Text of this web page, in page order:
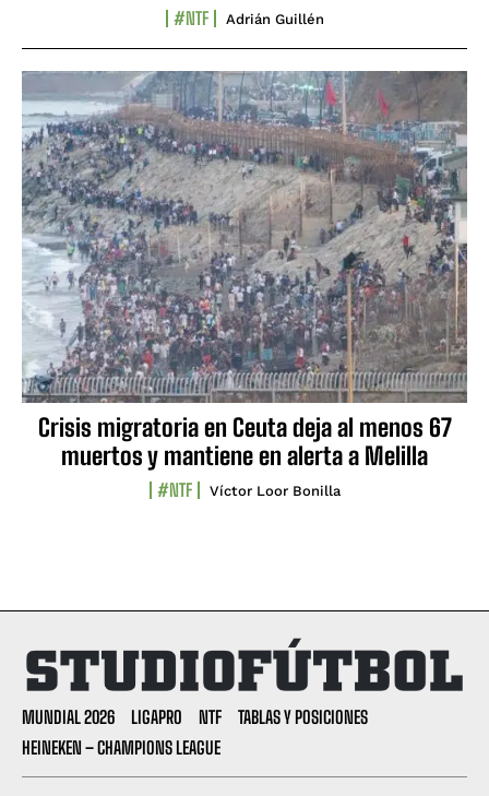
#NTF Adrián Guillén
Crisis migratoria en Ceuta deja al menos 67
muertos y mantiene en alerta a Melilla
#NTF Víctor Loor Bonilla
MUNDIAL 2026 LIGAPRO NTF
TABLAS Y POSICIONES
HEINEKEN – CHAMPIONS LEAGUE